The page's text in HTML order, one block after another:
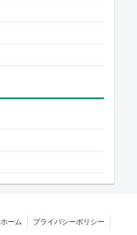
ホーム プライバシーポリシー